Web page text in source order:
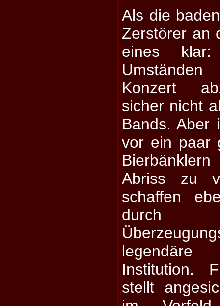
Als die
Zerstörer an
eines klar:
Konzert
sicher nicht
Bands. Aber
vor ein paar
Abriss zu
schaffen
durch
legendäre
Institution.
stellt